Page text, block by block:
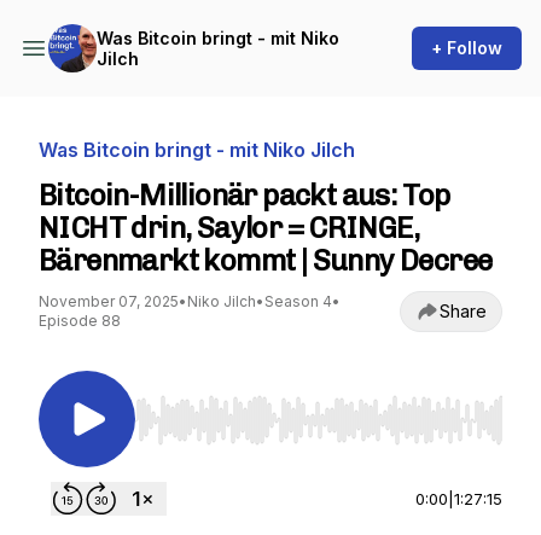
Was Bitcoin bringt - mit Niko
Jilch
+ Follow
Was Bitcoin bringt - mit Niko Jilch
Bitcoin-Millionär packt aus: Top
NICHT drin, Saylor = CRINGE,
Bärenmarkt kommt | Sunny Decree
November 07, 2025• Niko Jilch• Season 4•
Episode 88
Share
Use Left/Right to seek, Home/End to jump to
0:00 1:27:15